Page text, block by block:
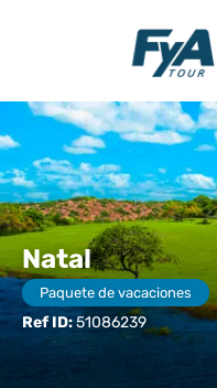
Natal
Paquete de vacaciones
Ref ID:51086239